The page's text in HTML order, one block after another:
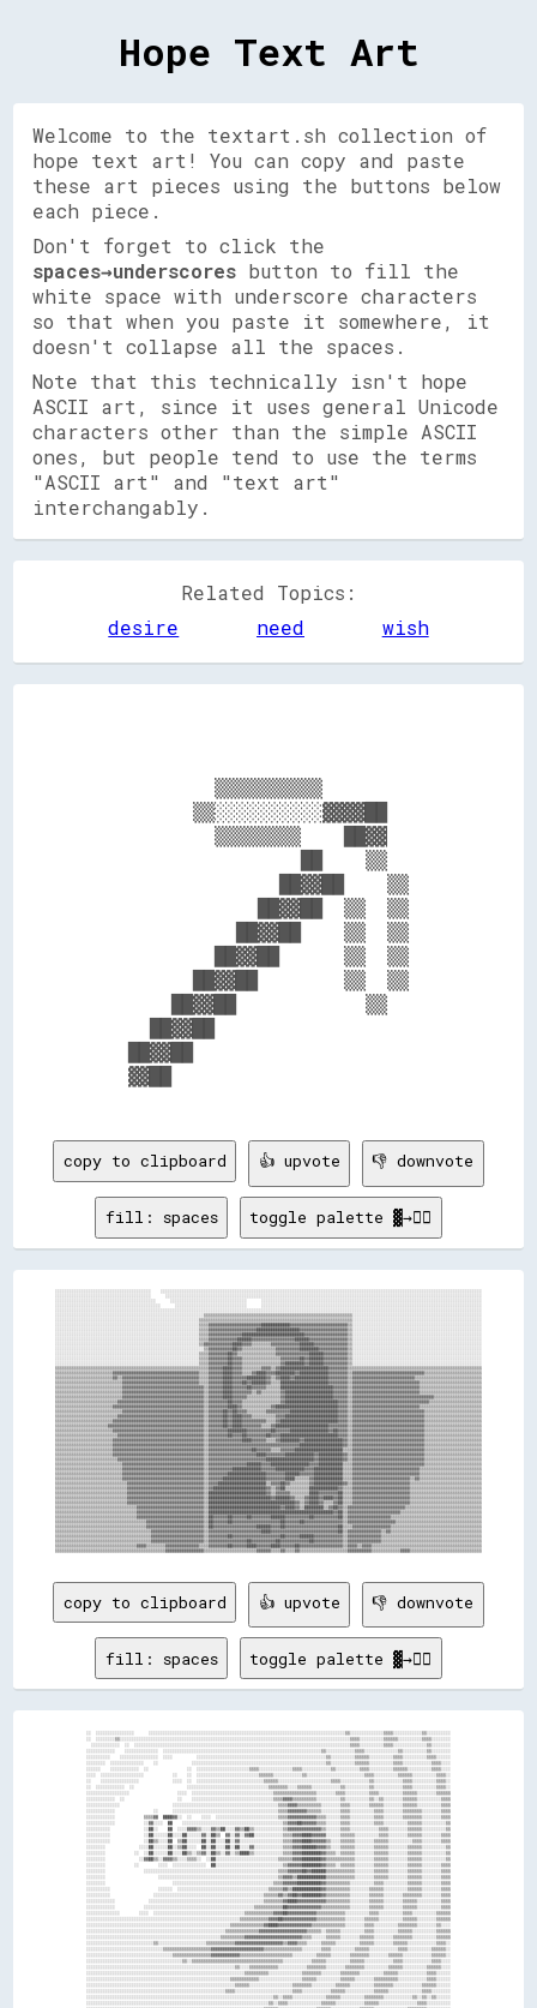
Hope Text Art
Welcome to the textart.sh collection of
hope text art! You can copy and paste
these art pieces using the buttons below
each piece.
Don't forget to click the
spaces→underscores button to fill the
white space with underscore characters
so that when you paste it somewhere, it
doesn't collapse all the spaces.
Note that this technically isn't hope
ASCII art, since it uses general Unicode
characters other than the simple ASCII
ones, but people tend to use the terms
"ASCII art" and "text art"
interchangably.
Related Topics:
desire
need wish
            ▒▒▒▒▒▒▒▒▒▒
          ▒▒░░░░░░░░░░▓▓▓▓██
            ▒▒▒▒▒▒▒▒    ██▓▓
                    ██    ▒▒
                  ██▓▓██    ▒▒
                ██▓▓██  ▒▒  ▒▒
              ██▓▓██    ▒▒  ▒▒
            ██▓▓██      ▒▒  ▒▒
          ██▓▓██        ▒▒  ▒▒
        ██▓▓██            ▒▒
      ██▓▓██
    ██▓▓██
    ▓▓██
copy to clipboard 👍 upvote 👎 downvote
fill: spaces toggle palette ▓→✊🏽
░░░░░░░░░░░░░░░░░░░░░░░░░░░░░░░░░░░░░░░░░░░░░░░░░░░░░░░░░░░░▒▒▒▒▓▓▓▓▓▓▓▓▓▓▓▓▓▓▓▓▓▓▓▓▓▓████████████▓▓▓▓▓▓▓▓▓▓▓▓▓▓▓▓▓▓▓▓▓▓▓▓▒▒░░░░░░░░░░░░░░░░░░░░░░░░░░░░░░░░░░░░░░░░░░░░░░░░░░░░░░
░░░░░░░░░░░░░░░░░░░░░░░░░░░░░░░░░░░░░░░░░░░░░░░░░░░░░░░░░░░░▒▒▒▒▓▓▓▓▓▓▓▓▓▓▓▓▓▓▓▓▓▓▓▓██████████████████▓▓▓▓▓▓▓▓▓▓▓▓▓▓▓▓▓▓▓▓▒▒░░░░░░░░░░░░░░░░░░░░░░░░░░░░░░░░░░░░░░░░░░░░░░░░░░░░░░
░░░░░░░░░░░░░░░░░░░░░░░░░░░░░░░░░░░░░░░░░░░░░░░░░░░░░░░░░░░░▒▒▒▒▓▓▓▓▓▓▓▓▓▓▓▓▓▓██████████████████████████▓▓▓▓▓▓▓▓▓▓▓▓▓▓▓▓▓▓▒▒░░░░░░░░░░░░░░░░░░░░░░░░░░░░░░░░░░░░░░░░░░░░░░░░░░░░░░
░░░░░░░░░░░░░░░░░░░░░░░░░░░░░░░░░░░░░░░░░░░░░░░░░░░░░░░░░░░░▒▒▒▒▓▓▓▓▓▓▓▓▓▓▓▓██████▓▓▓▓▓▓▓▓▓▓▓▓▓▓▓▓▓▓██████▓▓▓▓▓▓▓▓▓▓▓▓▓▓▓▓▒▒░░░░░░░░░░░░░░░░░░░░░░░░░░░░░░░░░░░░░░░░░░░░░░░░░░░░░░
░░░░░░░░░░░░░░░░░░░░░░░░░░░░░░░░░░░░░░░░░░░░░░░░░░░░░░░░░░░░▒▒▓▓▓▓▓▓▓▓▓▓▓▓████▓▓▓▓▒▒▒▒▒▒▒▒▓▓▓▓▓▓▓▓▓▓▓▓██████▓▓▓▓▓▓▓▓▓▓▓▓▓▓▒▒░░░░░░░░░░░░░░░░░░░░░░░░░░░░░░░░░░░░░░░░░░░░░░░░░░░░░░
░░░░░░░░░░░░░░░░░░░░░░░░░░░░░░░░░░░░░░░░░░░░░░░░░░░░░░░░░░░░░░▒▒▓▓▓▓▓▓▓▓▓▓██▓▓▒▒▒▒▒▒▒▒▒▒▒▒▒▒▓▓▓▓▓▓▓▓▓▓████████▓▓▓▓▓▓▓▓▓▓▓▓▒▒░░░░░░░░░░░░░░░░░░░░░░░░░░░░░░░░░░░░░░░░░░░░░░░░░░░░░░
░░░░░░░░░░░░░░░░░░░░░░░░░░░░░░░░░░░░░░░░░░░░░░░░░░░░░░░░░░░░▒▒▒▒▓▓▓▓▓▓▓▓██▓▓▒▒▒▒▒▒▒▒▒▒▒▒▒▒▒▒▓▓▓▓▓▓▓▓▓▓▓▓▓▓██████▓▓▓▓▓▓▓▓▓▓▒▒░░░░░░░░░░░░░░░░░░░░░░░░░░░░░░░░░░░░░░░░░░░░░░░░░░░░░░
░░░░░░░░░░░░░░░░░░░░░░░░░░░░░░░░░░░░░░░░░░░░░░░░░░░░░░░░░░░░▒▒▒▒▓▓▓▓▓▓▓▓██▓▓▓▓▒▒▒▒▒▒▒▒▒▒▒▒▒▒▒▒▓▓▓▓▓▓▓▓██▓▓██████▓▓▓▓▓▓▓▓▓▓▒▒░░░░░░░░░░░░░░░░░░░░░░░░░░░░░░░░░░░░░░░░░░░░░░░░░░░░░░
░░░░░░░░░░░░░░░░░░░░░░░░░░░░░░░░░░░░░░░░░░░░░░░░░░░░░░░░░░░░▒▒▒▒▓▓▓▓▓▓▓▓██▓▓▓▓▒▒▒▒▒▒▒▒▒▒▒▒▒▒▒▒▓▓████████▓▓██████▓▓▓▓▓▓▓▓▓▓▒▒░░░░░░░░░░░░░░░░░░░░░░░░░░░░░░░░░░░░░░░░░░░░░░░░░░░░░░
▒▒▒▒▒▒▒▒▒▒▒▒▒▒▒▒▒▒▒▒▒▒▒▒▒▒▒▒▒▒▒▒▒▒▒▒▒▒▒▒▒▒▒▒▒▒▒▒▒▒▒▒▒▒▒▒▒▒▒▒▒▒▒▒▓▓▓▓▓▓████▓▓▓▓▒▒▒▒▒▒▒▒▓▓▓▓▒▒▓▓████████████████████▓▓▓▓▓▓▓▓▒▒▒▒▒▒▒▒▒▒▒▒▒▒▒▒▒▒▒▒▒▒▒▒▒▒▒▒▒▒▒▒▒▒▒▒▒▒▒▒▒▒▒▒▒▒▒▒▒▒▒▒▒▒▒▒
▒▒▒▒▒▒▒▒▒▒▒▒▒▒▒▒▒▒▒▒▒▒▒▒▓▓▓▓▓▓▓▓▓▓▓▓▓▓▓▓▓▓▓▓▓▓▓▓▓▓▓▓▓▓▓▓▓▓▓▓▒▒▒▒▓▓▓▓▓▓████▓▓▓▓▒▒▒▒▓▓████▓▓▓▓████████▓▓████████████▓▓▓▓▓▓▓▓▒▒▓▓▓▓▓▓▓▓▓▓▓▓▓▓▓▓▓▓▓▓▓▓▓▓▓▓▓▓▓▓▒▒▒▒▒▒▒▒▒▒▒▒▒▒▒▒▒▒▒▒▒▒▒▒
▒▒▒▒▒▒▒▒▒▒▒▒▒▒▒▒▒▒▒▒▒▒▒▒▓▓▒▒▓▓▓▓▓▓▓▓▓▓▓▓▓▓▓▓▓▓▓▓▓▓▓▓▓▓▓▓▓▓▓▓▒▒▒▒▓▓▓▓▓▓████▓▓▓▓▓▓████████▓▓▒▒▓▓████▓▓██████████████▓▓▓▓▓▓▓▓▒▒▓▓▓▓▓▓▓▓▓▓▓▓▓▓▓▓▓▓▓▓▓▓▓▓▓▓▒▒▒▒▒▒▒▒▒▒▒▒▒▒▒▒▒▒▒▒▒▒▒▒▒▒▒▒
▒▒▒▒▒▒▒▒▒▒▒▒▒▒▒▒▒▒▒▒▒▒▒▒▒▒▒▒▓▓▓▓▓▓▓▓▓▓▓▓▓▓▓▓▓▓▓▓▓▓▓▓▓▓▓▓▓▓▓▓▒▒▒▒▓▓▓▓▓▓████▓▓▓▓██▓▓██████▓▓▒▒▒▒████████████████████▓▓▓▓▓▓▓▓▒▒▓▓▓▓▓▓▓▓▓▓▓▓▓▓▓▓▓▓▓▓▓▓▓▓▓▓▓▓▒▒▒▒▒▒▒▒▒▒▒▒▒▒▒▒▒▒▒▒▒▒▒▒▒▒
▒▒▒▒▒▒▒▒▒▒▒▒▒▒▒▒▒▒▒▒▒▒▒▒▒▒▒▒▓▓▓▓▓▓▓▓▓▓▓▓▓▓▓▓▓▓▓▓▓▓▓▓▓▓▓▓▓▓▓▓▓▓▒▒▓▓▓▓▓▓████▓▓▓▓▓▓██▓▓▓▓▓▓▒▒▒▒▒▒██████████████████████▓▓▓▓▓▓▒▒▓▓▓▓▓▓▓▓▓▓▓▓▓▓▓▓▓▓▓▓▓▓▓▓▓▓▓▓▒▒▒▒▒▒▒▒▒▒▒▒▒▒▒▒▒▒▒▒▒▒▒▒▒▒
▒▒▒▒▒▒▒▒▒▒▒▒▒▒▒▒▒▒▒▒▒▒▒▒▒▒▒▒▓▓▓▓▓▓▓▓▓▓▓▓▓▓▓▓▓▓▓▓▓▓▓▓▓▓▓▓▓▓▓▓▓▓▒▒▓▓▓▓▓▓████▓▓▓▓▓▓▓▓▒▒▓▓▒▒▒▒▒▒▒▒▓▓████████████████████▓▓▓▓▓▓▒▒▓▓▓▓▓▓▓▓▓▓▓▓▓▓▓▓▓▓▓▓▓▓▓▓▓▓▓▓▒▒▒▒▒▒▒▒▒▒▒▒▒▒▒▒▒▒▒▒▒▒▒▒▒▒
▒▒▒▒▒▒▒▒▒▒▒▒▒▒▒▒▒▒▒▒▒▒▒▒▒▒▒▒▓▓▓▓▓▓▓▓▓▓▓▓▓▓▓▓▓▓▓▓▓▓▓▓▓▓▓▓▓▓▓▓▓▓▒▒▓▓▓▓▓▓████▓▓▓▓▓▓▒▒▒▒▒▒▒▒▒▒▒▒▒▒▓▓████████████████████▓▓▓▓▓▓▒▒▓▓▓▓▓▓▓▓▓▓▓▓▓▓▓▓▓▓▓▓▓▓▓▓▓▓▓▓▓▓▓▓▓▓▒▒▒▒▒▒▒▒▒▒▒▒▒▒▒▒▒▒▒▒
▒▒▒▒▒▒▒▒▒▒▒▒▒▒▒▒▒▒▒▒▒▒▒▒▒▒▓▓▓▓▓▓▓▓▓▓▓▓▓▓▓▓▓▓▓▓▓▓▓▓▓▓▓▓▓▓▓▓▓▓▓▓▒▒▓▓▓▓▓▓▓▓██▓▓▓▓▒▒▒▒▒▒▒▒▒▒▒▒▒▒▒▒▓▓██████████████████████▓▓▓▓▒▒▓▓▓▓▓▓▓▓▓▓▓▓▓▓▓▓▓▓▓▓▓▓▓▓▓▓▓▓▓▓▓▓▒▒▒▒▒▒▒▒▒▒▒▒▒▒▒▒▒▒▒▒▒▒
▒▒▒▒▒▒▒▒▒▒▒▒▒▒▒▒▒▒▒▒▒▒▒▒▓▓▓▓▓▓▓▓▓▓▓▓▓▓▓▓▓▓▓▓▓▓▓▓▓▓▓▓▓▓▓▓▓▓▓▓▓▓▒▒▓▓▓▓▓▓▓▓████▓▓▒▒▒▒▒▒▒▒▒▒▒▒▓▓██████████████████████████▓▓▓▓▒▒▓▓▓▓▓▓▓▓▓▓▓▓▓▓▓▓▓▓▓▓▓▓▓▓▓▓▓▓▒▒▒▒▒▒▒▒▒▒▒▒▒▒▒▒▒▒▒▒▒▒▒▒▒▒
▒▒▒▒▒▒▒▒▒▒▒▒▒▒▒▒▒▒▒▒▒▒▒▒▒▒▒▒▓▓▓▓▓▓▓▓▓▓▓▓▓▓▓▓▓▓▓▓▓▓▓▓▓▓▓▓▓▓▓▓▓▓▒▒▓▓▓▓▓▓██▓▓██▓▓▓▓▒▒▒▒▒▒▒▒▓▓▓▓▓▓▓▓▓▓████████████████████▓▓▓▓▒▒▓▓▓▓▓▓▓▓▓▓▓▓▓▓▓▓▓▓▓▓▓▓▓▓▓▓▓▓▓▓▒▒▒▒▒▒▒▒▒▒▒▒▒▒▒▒▒▒▒▒▒▒▒▒
▒▒▒▒▒▒▒▒▒▒▒▒▒▒▒▒▒▒▒▒▒▒▒▒▒▒▓▓▓▓▓▓▓▓▓▓▓▓▓▓▓▓▓▓▓▓▓▓▓▓▓▓▓▓▓▓▓▓▓▓▓▓▒▒▓▓▓▓▓▓██▓▓████▓▓▓▓▒▒▒▒▒▒▒▒▒▒▓▓▓▓██████████████████████▓▓▓▓▒▒▓▓▓▓▓▓▓▓▓▓▓▓▓▓▓▓▓▓▓▓▓▓▓▓▓▓▓▓▓▓▒▒▒▒▒▒▒▒▒▒▒▒▒▒▒▒▒▒▒▒▒▒▒▒
▒▒▒▒▒▒▒▒▒▒▒▒▒▒▒▒▒▒▒▒▒▒▒▒▓▓▓▓▓▓▓▓▓▓▓▓▓▓▓▓▓▓▓▓▓▓▓▓▓▓▓▓▓▓▓▓▓▓▓▓▓▓▒▒▓▓▓▓▓▓██▓▓████▓▓▓▓▓▓▓▓▓▓▒▒▒▒▓▓████████████████████████▓▓▓▓▒▒▓▓▓▓▓▓▓▓▓▓▓▓▓▓▓▓▓▓▓▓▓▓▓▓▓▓▓▓▓▓▒▒▒▒▒▒▒▒▒▒▒▒▒▒▒▒▒▒▒▒▒▒▒▒
▒▒▒▒▒▒▒▒▒▒▒▒▒▒▒▒▒▒▒▒▒▒▓▓▓▓▓▓▓▓▓▓▓▓▓▓▓▓▓▓▓▓▓▓▓▓▓▓▓▓▓▓▓▓▓▓▓▓▓▓▓▓▒▒▓▓▓▓▓▓██▓▓████▓▓▓▓▓▓▓▓▒▒▒▒▓▓██████████████████████▓▓▓▓▓▓▓▓▒▒▓▓▓▓▓▓▓▓▓▓▓▓▓▓▓▓▓▓▓▓▓▓▓▓▓▓▓▓▓▓▒▒▒▒▒▒▒▒▒▒▒▒▒▒▒▒▒▒▒▒▒▒▒▒
▒▒▒▒▒▒▒▒▒▒▒▒▒▒▒▒▒▒▒▒▒▒▒▒▓▓▓▓▓▓▓▓▓▓▓▓▓▓▓▓▓▓▓▓▓▓▓▓▓▓▓▓▓▓▓▓▓▓▓▓▓▓▒▒▓▓▓▓▓▓▓▓████████▓▓▓▓▓▓▓▓▓▓██▓▓▓▓▓▓████████████████▓▓██▓▓▓▓▒▒▓▓▓▓▓▓▓▓▓▓▓▓▓▓▓▓▓▓▓▓▓▓▓▓▓▓▓▓▓▓▒▒▒▒▒▒▒▒▒▒▒▒▒▒▒▒▒▒▒▒▒▒▒▒
▒▒▒▒▒▒▒▒▒▒▒▒▒▒▒▒▒▒▒▒▒▒▒▒▒▒▓▓▓▓▓▓▓▓▓▓▓▓▓▓▓▓▓▓▓▓▓▓▓▓▓▓▓▓▓▓▓▓▓▓▓▓▒▒▓▓▓▓▓▓▓▓██▓▓▓▓██▓▓▓▓▓▓▓▓██▓▓▓▓████████████████████████▓▓▓▓▒▒▓▓▓▓▓▓▓▓▓▓▓▓▓▓▓▓▓▓▓▓▓▓▓▓▓▓▓▓▓▓▒▒▒▒▒▒▒▒▒▒▒▒▒▒▒▒▒▒▒▒▒▒▒▒
▒▒▒▒▒▒▒▒▒▒▒▒▒▒▒▒▒▒▒▒▒▒▒▒▓▓▓▓▓▓▓▓▓▓▓▓▓▓▓▓▓▓▓▓▓▓▓▓▓▓▓▓▓▓▓▓▓▓▓▓▓▓▒▒▓▓▓▓▓▓▓▓▓▓▓▓▓▓████▓▓▓▓▓▓▒▒▒▒▓▓████████▓▓████████████████▓▓▒▒▓▓▓▓▓▓▓▓▓▓▓▓▓▓▓▓▓▓▓▓▓▓▓▓▓▓▓▓▓▓▒▒▒▒▒▒▒▒▒▒▒▒▒▒▒▒▒▒▒▒▒▒▒▒
▒▒▒▒▒▒▒▒▒▒▒▒▒▒▒▒▒▒▒▒▒▒▒▒▓▓▓▓▓▓▓▓▓▓▓▓▓▓▓▓▓▓▓▓▓▓▓▓▓▓▓▓▓▓▓▓▓▓▓▓▓▓▒▒▓▓▓▓▓▓▓▓▓▓▓▓▓▓▓▓▓▓▓▓▓▓▓▓▓▓▓▓▓▓▓▓▓▓▓▓▓▓██████████████████▓▓▒▒▓▓▓▓▓▓▓▓▓▓▓▓▓▓▓▓▓▓▓▓▓▓▓▓▓▓▓▓▓▓▒▒▒▒▒▒▒▒▒▒▒▒▒▒▒▒▒▒▒▒▒▒▒▒
▒▒▒▒▒▒▒▒▒▒▒▒▒▒▒▒▒▒▒▒▒▒▒▒▓▓▓▓▓▓▓▓▓▓▓▓▓▓▓▓▓▓▓▓▓▓▓▓▓▓▓▓▓▓▓▓▓▓▓▓▓▓▒▒▓▓▓▓▓▓▓▓▓▓▓▓▓▓▓▓▓▓██▓▓▓▓▓▓▒▒▒▒▓▓▓▓▓▓████████████████████▒▒▒▒▓▓▓▓▓▓▓▓▓▓▓▓▓▓▓▓▓▓▓▓▓▓▓▓▓▓▓▓▓▓▒▒▒▒▒▒▒▒▒▒▒▒▒▒▒▒▒▒▒▒▒▒▒▒
▒▒▒▒▒▒▒▒▒▒▒▒▒▒▒▒▒▒▒▒▒▒▒▒▓▓▓▓▓▓▓▓▓▓▓▓▓▓▓▓▓▓▓▓▓▓▓▓▓▓▓▓▓▓▓▓▓▓▓▓▓▓▒▒▓▓▓▓▓▓▓▓▓▓▓▓▓▓▓▓▓▓▓▓████▓▓▓▓▓▓▓▓████████████▓▓██████████▓▓▒▒▓▓▓▓▓▓▓▓▓▓▓▓▓▓▓▓▓▓▓▓▓▓▓▓▓▓▓▓▓▓▒▒▒▒▒▒▒▒▒▒▒▒▒▒▒▒▒▒▒▒▒▒▒▒
▒▒▒▒▒▒▒▒▒▒▒▒▒▒▒▒▒▒▒▒▒▒▒▒▒▒▓▓▓▓▓▓▓▓▓▓▓▓▓▓▓▓▓▓▓▓▓▓▓▓▓▓▓▓▓▓▓▓▓▓▓▓▒▒▓▓▓▓▓▓▓▓▓▓▓▓▓▓▓▓▓▓▓▓▓▓▓▓████████████████████▓▓██████████▓▓▒▒▓▓▓▓▓▓▓▓▓▓▓▓▓▓▓▓▓▓▓▓▓▓▓▓▓▓▓▓▓▓▒▒▒▒▒▒▒▒▒▒▒▒▒▒▒▒▒▒▒▒▒▒▒▒
▒▒▒▒▒▒▒▒▒▒▒▒▒▒▒▒▒▒▒▒▒▒▒▒▒▒▒▒▓▓▓▓▓▓▓▓▓▓▓▓▓▓▓▓▓▓▓▓▓▓▓▓▓▓▓▓▓▓▓▓▓▓▒▒▓▓▓▓▓▓▓▓▓▓▓▓▓▓▓▓██████▓▓▓▓████████████████▓▓▓▓██████████▒▒▒▒▓▓▓▓▓▓▓▓▓▓▓▓▓▓▓▓▓▓▓▓▓▓▓▓▓▓▓▓▓▓▒▒▒▒▒▒▒▒▒▒▒▒▒▒▒▒▒▒▒▒▒▒▒▒
▒▒▒▒▒▒▒▒▒▒▒▒▒▒▒▒▒▒▒▒▒▒▒▒▒▒▒▒▓▓▓▓▓▓▓▓▓▓▓▓▓▓▓▓▓▓▓▓▓▓▓▓▓▓▓▓▓▓▓▓▓▓▒▒▓▓▓▓▓▓▓▓▓▓████████████▓▓▓▓▓▓████████████▓▓▓▓████████████▒▒▒▒▓▓▓▓▓▓▓▓▓▓▓▓▓▓▓▓▓▓▓▓▓▓▓▓▓▓▓▓▒▒▒▒▒▒▒▒▒▒▒▒▒▒▒▒▒▒▒▒▒▒▒▒▒▒
▒▒▒▒▒▒▒▒▒▒▒▒▒▒▒▒▒▒▒▒▒▒▒▒▒▒▒▒▓▓▓▓▓▓▓▓▓▓▓▓▓▓▓▓▓▓▓▓▓▓▓▓▓▓▓▓▓▓▓▓▓▓▒▒▓▓▓▓▓▓▓▓████████████████▓▓▓▓▓▓▓▓██████▓▓▓▓▓▓████████████▒▒▒▒▓▓▓▓▓▓▓▓▓▓▓▓▓▓▓▓▓▓▓▓▓▓▓▓▓▓▓▓▒▒▒▒▒▒▒▒▒▒▒▒▒▒▒▒▒▒▒▒▒▒▒▒▒▒
▒▒▒▒▒▒▒▒▒▒▒▒▒▒▒▒▒▒▒▒▒▒▒▒▒▒▒▒▓▓▓▓▓▓▓▓▓▓▓▓▓▓▓▓▓▓▓▓▓▓▓▓▓▓▓▓▓▓▓▓▓▓▒▒▓▓▓▓▓▓██████████████████▓▓▓▓▓▓▓▓████▒▒▒▒▒▒▓▓████████████▒▒▒▒▓▓▓▓▓▓▓▓▓▓▓▓▓▓▓▓▓▓▓▓▓▓▓▓▒▒▓▓▒▒▒▒▒▒▒▒▒▒▒▒▒▒▒▒▒▒▒▒▒▒▒▒▒▒
▒▒▒▒▒▒▒▒▒▒▒▒▒▒▒▒▒▒▒▒▒▒▒▒▒▒▒▒▒▒▓▓▓▓▓▓▓▓▓▓▓▓▓▓▓▓▓▓▓▓▓▓▓▓▓▓▓▓▓▓▓▓▒▒▓▓▓▓████████████████████▒▒▓▓▓▓██▓▓▒▒▒▒▒▒▒▒▓▓████████████▓▓▒▒▓▓▓▓▓▓▓▓▓▓▓▓▓▓▓▓▓▓▓▓▓▓▓▓▒▒▒▒▒▒▒▒▒▒▒▒▒▒▒▒▒▒▒▒▒▒▒▒▒▒▒▒▒▒
▒▒▒▒▒▒▒▒▒▒▒▒▒▒▒▒▒▒▒▒▒▒▒▒▒▒▒▒▒▒▓▓▓▓▓▓▓▓▓▓▓▓▓▓▓▓▓▓▓▓▓▓▓▓▓▓▓▓▓▓▓▓▒▒▓▓██████████████████████▓▓▒▒▓▓██▒▒▒▒▒▒▒▒▒▒████████████▓▓▒▒▒▒▓▓▓▓▓▓▓▓▓▓▓▓▓▓▓▓▓▓▓▓▓▓▓▓▒▒▒▒▒▒▒▒▒▒▒▒▒▒▒▒▒▒▒▒▒▒▒▒▒▒▒▒▒▒
▒▒▒▒▒▒▒▒▒▒▒▒▒▒▒▒▒▒▒▒▒▒▒▒▒▒▒▒▒▒▓▓▓▓▓▓▓▓▓▓▓▓▓▓▓▓▓▓▓▓▓▓▓▓▓▓▓▓▓▓▓▓▒▒████████████████████████▓▓▒▒▓▓▓▓▓▓▒▒▒▒▒▒▒▒████▓▓▓▓▓▓▓▓██▒▒▒▒▓▓▓▓▓▓▓▓▓▓▓▓▓▓▓▓▓▓▓▓▓▓▓▓▒▒▒▒▒▒▒▒▒▒▒▒▒▒▒▒▒▒▒▒▒▒▒▒▒▒▒▒▒▒
▒▒▒▒▒▒▒▒▒▒▒▒▒▒▒▒▒▒▒▒▒▒▒▒▒▒▒▒▒▒▓▓▓▓▓▓▓▓▓▓▓▓▓▓▓▓▓▓▓▓▓▓▓▓▓▓▓▓▓▓▓▓▒▒██████████████████████████▓▓██████▓▓▒▒▒▒▓▓████▓▓████▓▓██▒▒▒▒▓▓▓▓▓▓▓▓▓▓▓▓▓▓▓▓▓▓▓▓▓▓▓▓▒▒▒▒▒▒▒▒▒▒▒▒▒▒▒▒▒▒▒▒▒▒▒▒▒▒▒▒▒▒
▒▒▒▒▒▒▒▒▒▒▒▒▒▒▒▒▒▒▒▒▒▒▒▒▒▒▒▒▒▒▓▓▓▓▓▓▓▓▓▓▓▓▓▓▓▓▓▓▓▓▓▓▓▓▓▓▓▓▓▓▓▓▒▒████████████████████████████████████▓▓▒▒▓▓████▓▓▒▒▒▒▓▓██▒▒▒▒▓▓▓▓▓▓▓▓▓▓▓▓▓▓▓▓▓▓▓▓▓▓▓▓▒▒▒▒▒▒▒▒▒▒▒▒▒▒▒▒▒▒▒▒▒▒▒▒▒▒▒▒▒▒
▒▒▒▒▒▒▒▒▒▒▒▒▒▒▒▒▒▒▒▒▒▒▒▒▒▒▒▒▒▒▒▒▒▒▓▓▓▓▓▓▓▓▓▓▓▓▓▓▓▓▓▓▓▓▓▓▓▓▓▓▓▓▒▒██████████████████████████████▓▓████▓▓▒▒████████▒▒▓▓██▓▓▒▒▓▓▓▓▓▓▓▓▓▓▓▓▓▓▓▓▓▓▓▓▓▓▓▓▒▒▒▒▒▒▒▒▒▒▒▒▒▒▒▒▒▒▒▒▒▒▒▒▒▒▒▒▒▒▒▒
▒▒▒▒▒▒▒▒▒▒▒▒▒▒▒▒▒▒▒▒▒▒▒▒▒▒▒▒▒▒▒▒▒▒▓▓▓▓▓▓▓▓▓▓▓▓▓▓▓▓▓▓▓▓▓▓▓▓▓▓▓▓▒▒████████████████████████████████████████████████████▓▓██▒▒▓▓▓▓▓▓▓▓▓▓▓▓▓▓▓▓▓▓▓▓▓▓▒▒▒▒▒▒▒▒▒▒▒▒▒▒▒▒▒▒▒▒▒▒▒▒▒▒▒▒▒▒▒▒▒▒
▒▒▒▒▒▒▒▒▒▒▒▒▒▒▒▒▒▒▒▒▒▒▒▒▒▒▒▒▒▒▒▒▒▒▓▓▓▓▓▓▓▓▓▓▓▓▓▓▓▓▓▓▓▓▓▓▓▓▓▓▓▓▒▒██▓▓▓▓▓▓██▓▓▓▓▓▓██▓▓▓▓▓▓▓▓██████▓▓▓▓▓▓▓▓▓▓██▓▓▓▓▓▓▓▓▓▓██▒▒▓▓▓▓▓▓▓▓▓▓▓▓▓▓▓▓▓▓▒▒▒▒▒▒▒▒▒▒▒▒▒▒▒▒▒▒▒▒▒▒▒▒▒▒▒▒▒▒▒▒▒▒▒▒▒▒
▒▒▒▒▒▒▒▒▒▒▒▒▒▒▒▒▒▒▒▒▒▒▒▒▒▒▒▒▒▒▒▒▒▒▒▒▒▒▓▓▓▓▓▓▓▓▓▓▓▓▓▓▓▓▓▓▓▓▓▓▓▓▒▒██▓▓▓▓▓▓██▓▓▓▓▓▓▓▓▓▓▓▓▓▓▓▓▓▓▓▓██▓▓▓▓▓▓██▓▓▓▓▓▓▓▓▓▓▓▓▓▓▓▓▒▒▓▓▓▓▓▓▓▓▓▓▓▓▓▓▓▓▓▓▓▓▒▒▒▒▒▒▒▒▒▒▒▒▒▒▒▒▒▒▒▒▒▒▒▒▒▒▒▒▒▒▒▒▒▒▒▒
▒▒▒▒▒▒▒▒▒▒▒▒▒▒▒▒▒▒▒▒▒▒▒▒▒▒▒▒▒▒▒▒▒▒▒▒▒▒▓▓▓▓▓▓▓▓▓▓▓▓▓▓▓▓▓▓▓▓▓▓▓▓▒▒██▓▓▓▓▓▓▓▓▓▓▓▓▓▓▓▓▓▓██████▓▓▓▓██▓▓▓▓▓▓▓▓▓▓▓▓▓▓▓▓▓▓▓▓▓▓██▒▒▒▒▓▓▓▓▓▓▓▓▓▓▓▓▓▓▓▓▒▒▒▒▒▒▒▒▒▒▒▒▒▒▒▒▒▒▒▒▒▒▒▒▒▒▒▒▒▒▒▒▒▒▒▒▒▒
▒▒▒▒▒▒▒▒▒▒▒▒▒▒▒▒▒▒▒▒▒▒▒▒▒▒▒▒▒▒▒▒▒▒▒▒▒▒▒▒▓▓▓▓▓▓▓▓▓▓▓▓▓▓▓▓▓▓▓▓▓▓▒▒▓▓▓▓▓▓▓▓▓▓▓▓▓▓▓▓▓▓▓▓▓▓████▓▓▓▓▓▓▓▓▓▓▓▓▓▓▓▓▓▓▓▓▓▓▓▓▓▓▓▓██▒▒▓▓▓▓▓▓▓▓▓▓▓▓▓▓▒▒▓▓▒▒▒▒▒▒▒▒▒▒▒▒▒▒▒▒▒▒▒▒▒▒▒▒▒▒▒▒▒▒▒▒▒▒▒▒▒▒
▒▒▒▒▒▒▒▒▒▒▒▒▒▒▒▒▒▒▒▒▒▒▒▒▒▒▒▒▒▒▒▒▒▒▒▒▒▒▒▒▓▓▓▓▓▓▓▓▓▓▓▓▓▓▓▓▓▓▓▓▓▓▒▒▓▓▓▓▓▓▓▓██▓▓▓▓▓▓▓▓▓▓▓▓▓▓▓▓▓▓▓▓██▓▓▓▓▓▓██████▓▓▓▓▓▓▓▓▓▓▓▓▒▒▓▓▓▓▓▓▓▓▓▓▓▓▓▓▒▒▒▒▒▒▒▒▒▒▒▒▒▒▒▒▒▒▒▒▒▒▒▒▒▒▒▒▒▒▒▒▒▒▒▒▒▒▒▒▒▒
▒▒▒▒▒▒▒▒▒▒▒▒▒▒▒▒▒▒▒▒▒▒▒▒▒▒▒▒▒▒▒▒▒▒▒▒▒▒▒▒▓▓▓▓▓▓▓▓▓▓▓▓▓▓▓▓▓▓▓▓▓▓▒▒▓▓▓▓▓▓▓▓▓▓▓▓▓▓▓▓██▓▓▓▓▓▓▓▓▓▓██▓▓▓▓▓▓▓▓▓▓▓▓██▓▓▓▓▓▓▓▓▓▓▓▓▒▒▓▓▓▓▓▓▓▓▓▓▓▓▓▓▒▒▒▒▒▒▒▒▒▒▒▒▒▒▒▒▒▒▒▒▒▒▒▒▒▒▒▒▒▒▒▒▒▒▒▒▒▒▒▒▒▒
▒▒▒▒▒▒▒▒▒▒▒▒▒▒▒▒▒▒▒▒▒▒▒▒▒▒▒▒▒▒▒▒▒▒▓▓▓▓▒▒▒▒▒▒▒▒▓▓▓▓▓▓▓▓▓▓▓▓▓▓▒▒▒▒▓▓▓▓▓▓▓▓██▓▓▓▓▓▓████▓▓▓▓▓▓████▓▓▓▓▓▓██▓▓▓▓▓▓▓▓▓▓▓▓▓▓▓▓▓▓▒▒▓▓▓▓▒▒▓▓▓▓▒▒▒▒▒▒▒▒▒▒▒▒▒▒▒▒▒▒▒▒▒▒▒▒▒▒▒▒▒▒▒▒▒▒▒▒▒▒▒▒▒▒▒▒▒▒
copy to clipboard 👍 upvote 👎 downvote
fill: spaces toggle palette ▓→✊🏽
░░  ░░░░░░░░░░░░░░░░      ░░░░░░░░░░░░░░░░░░░░░░░░░░░░░░░░░░░░░░░░░░░░░░░░░░░░░░░░░░░░░░░░░░░░░░░░░░░░░░░░░░▒▒░░░░░░░░░░░░░░▒▒▒▒░░░░░░░░░░░░▒▒░░░░░░░░░░
░░  ░░░░░░░░▒▒░░░░░░░░░░░░░░░░░░░░░░░░░░░░░░░░░░░░░░░░░░░░░░░░░░░░░░░░░░░░░░░░░░░░░░░░░░░░░░░░░░░░░░░░░░░░░░░░▒▒▒▒░░░░░░░░░░▒▒▒▒▒▒░░░░░░░░░░▒▒▒▒░░░░░░░░
  ░░░░░░░░░░░░  ░░  ░░░░░░░░░░░░░░░░░░░░░░░░░░░░░░░░░░░░░░░░░░░░░░░░░░░░░░░░░░░░░░░░░░░░░░░░░░░░░░░░░░░░░░░░░░▒▒▒▒░░░░░░░░░░▒▒▒▒░░░░░░░░░░░░░░▒▒░░░░░░░░
░░░░░░░░░░░░    ░░░░░░░░░░░░░░  ░░░░░░░░░░░░░░░░░░░░░░░░░░░░░░░░░░░░░░░░░░░░░░░░░░░░░░░░░░░░░░░░░░▒▒░░░░░░░░░░░░▒▒▒▒░░░░░░░░░░░░░░▒▒░░░░░░░░░░▒▒░░░░░░░░
░░░░░░░░░░    ░░░░░░░░░░░░░░░░  ░░░░          ░░░░░░░░░░░░░░░░░░░░░░░░░░░░░░░░░░░░░░░░░░░░░░░░░░░░░░▒▒░░░░░░░░░░▒▒▒▒▒▒░░░░░░░░░░▒▒▒▒░░░░░░░░░░▒▒▒▒░░░░░░
░░░░░░░░  ░░░░░░░░░░░░░░    ░░              ░░░░░░░░░░░░░░░░░░░░░░░░░░░░░░░░░░░░░░░░░░░░░░░░░░░░░░░░▒▒░░░░░░░░░░▒▒▒▒▒▒░░░░░░░░░░▒▒▒▒░░░░░░░░░░░░▒▒▒▒░░░░
░░░░░░    ░░░░░░░░░░░░  ░░                ░░  ░░░░░░░░░░░░░░░░░░░░░░▒▒▒▒░░░░░░░░░░░░░░▒▒▒▒░░░░░░░░░░░░▒▒░░░░░░░░░░▒▒▒▒░░░░░░░░░░▒▒▒▒▒▒░░░░░░░░░░▒▒▒▒░░░░
░░░░  ░░░░░░░░░░░░░░░░░░            ░░    ░░  ░░░░░░░░░░░░░░░░░░░░░░░░░░▒▒▒▒▒▒░░░░░░░░░░░░▒▒░░░░░░░░░░░░░░░░░░░░░░░░▒▒▒▒░░░░░░░░░░▒▒▒▒▒▒░░░░░░░░░░▒▒▒▒░░
░░    ░░░░░░░░░░░░░░░░              ░░░░  ░░  ░░░░░░░░░░░░░░░░░░░░░░░░░░░░▒▒▒▒▒▒░░░░░░░░░░░░░░░░░░░░░░▒▒▒▒░░░░░░░░░░░░▒▒░░░░░░░░░░░░▒▒▒▒░░░░░░░░░░▒▒▒▒░░
░░  ░░░░░░░░░░░░  ░░                      ░░░░░░░░░░░░░░░░░░░░░░░░░░░░░░░░░░▒▒▒▒▒▒▒▒░░░░▒▒▒▒▒▒░░░░░░░░░░░░▒▒░░░░░░░░░░▒▒░░░░░░░░░░░░▒▒▒▒░░░░░░░░░░▒▒▒▒░░
░░░░░░░░░░░░░░░░░░                    ░░░░  ░░░░░░░░░░░░░░░░░░░░░░░░░░░░░░░░░░▒▒▒▒▒▒▒▒▒▒▒▒▒▒▒▒▒▒░░░░░░░░▒▒▒▒░░░░░░░░░░▒▒▒▒░░░░░░░░░░▒▒▒▒▒▒░░░░░░░░▒▒▒▒▒▒
░░░░░░░░░░░░  ░░                      ░░    ░░░░░░░░░░░░░░░░░░░░░░░░░░░░░░░░░░▒▒▒▒▓▓▓▓▒▒▒▒▒▒▒▒▒▒░░░░░░░░░░▒▒░░░░░░░░░░▒▒░░▒▒░░░░░░░░▒▒▒▒▒▒░░░░░░░░░░▒▒▒▒
░░░░░░░░░░░░░░                      ░░░░░░░░░░░░░░░░░░░░░░░░░░░░░░░░░░░░░░░░░░░░▒▒▒▒▓▓▓▓▒▒▒▒▒▒▒▒▒▒░░░░░░░░▒▒▒▒░░░░░░░░▒▒▒▒▒▒░░░░░░░░▒▒▒▒▒▒░░░░░░░░░░▒▒▒▒
░░░░░░░░░░░░                ░░      ░░░░░░░░░░░░░░░░░░░░░░░░░░░░░░░░░░░░░░░░░░░░▒▒▒▒▓▓▓▓▓▓▓▓▒▒▒▒▒▒░░░░░░░░▒▒▒▒░░░░░░░░░░▒▒▒▒░░░░░░░░▒▒▒▒▒▒▒▒░░░░░░░░▒▒▒▒
░░░░░░░░░░░░            ▒▒▒▒▓▓  ████▓▓░░  ░░    ░░░░  ░░░░░░░░░░░░░░░░░░░░░░░░░░▒▒▒▒▓▓▓▓▓▓▓▓▓▓▓▓▒▒▒▒░░░░░░▒▒▒▒░░░░░░░░░░▒▒▒▒░░░░░░░░▒▒▒▒▒▒▒▒░░░░░░░░▒▒▒▒
░░░░░░░░░░░░            ░░▓▓░░░░  ██    ░░░░░░░░░░░░░░░░░░░░░░░░░░░░░░░░░░░░░░░░░░▒▒▓▓▓▓██▓▓▓▓▓▓▒▒▒▒░░░░░░▒▒▒▒░░░░░░░░░░▒▒▒▒░░░░░░░░░░▒▒▒▒▒▒░░░░░░░░░░▒▒
░░░░░░░░░░              ░░██░░    ██  ░░░░▓▓▓▓▒▒░░░░▓▓▒▒██░░░░▓▓▒▒██▒▒░░░░░░░░░░░░▒▒▓▓▓▓▓▓▓▓▓▓▓▓▓▓▒▒░░░░░░▒▒▒▒░░░░░░░░░░░░▒▒▒▒░░░░░░░░▒▒▒▒▒▒░░░░░░░░░░▒▒
░░░░░░░░░░              ░░██░░░░░░██░░░░██░░░░░░▓▓░░██▒▒  ▓▓░░▓▓░░▓▓██░░░░░░░░░░░░▒▒▒▒▓▓▓▓████▓▓▓▓▓▓░░░░░░▒▒▒▒▒▒░░░░░░░░░░▒▒▒▒░░░░░░░░▒▒▒▒▒▒░░░░░░░░▒▒▒▒
░░░░░░░░░░              ░░██▒▒░░░░██  ▒▒██░░░░░░██░░██░░░░██░░▓▓░░░░░░░░░░░░░░░░░░▒▒▒▒▓▓▓▓████▓▓▓▓▓▓▒▒░░░░▒▒▒▒▒▒░░░░░░░░▒▒▒▒▒▒░░░░░░░░░░▒▒▒▒░░░░░░░░▒▒▒▒
░░░░░░░░              ░░░░██░░░░░░██░░▒▒██░░░░  ██░░██░░░░██░░██░░░░▓▓░░░░░░░░░░░░▒▒▒▒▓▓▓▓██████▓▓▓▓▒▒░░░░▒▒▒▒▒▒░░░░░░░░▒▒▒▒▒▒░░░░░░░░▒▒▒▒▒▒░░░░░░░░░░▒▒
░░░░░░░░            ░░  ░░██░░░░░░██░░░░██▒▒░░▒▒▓▓░░██▒▒░░▓▓░░▒▒████▒▒░░░░░░░░░░░░▒▒▒▒▓▓▓▓████████▓▓▒▒▒▒░░▒▒▒▒▒▒░░░░░░░░▒▒▒▒▒▒░░░░░░░░▒▒▒▒▒▒░░░░░░░░░░▒▒
░░░░░░░░              ░░▓▓██▒▒░░▓▓▓▓▒▒░░░░▒▒▒▒░░  ░░██░░░░░░░░░░░░░░░░░░░░░░░░░░▒▒▒▒▒▒▓▓▓▓████████▓▓▒▒▒▒▒▒▒▒▒▒▒▒░░░░░░░░▒▒▒▒▒▒░░░░░░░░▒▒▒▒▒▒░░░░░░░░░░▒▒
░░░░░░░░            ░░        ░░░░  ░░░░░░░░░░░░░░  ██░░░░░░░░░░░░░░░░░░░░░░░░░░░░▒▒▓▓▓▓▓▓████████▓▓▒▒▒▒░░▒▒▒▒▒▒░░░░░░░░▒▒▒▒▒▒░░░░░░░░▒▒▒▒▒▒░░░░░░░░▒▒▒▒
░░░░░░░░                ░░░░░░░░░░░░░░░░░░░░░░░░░░░░░░░░░░░░░░░░░░░░░░░░░░░░░░░░▒▒▒▒▓▓▓▓▓▓██▓▓██████▒▒▒▒▒▒▒▒▒▒▒▒░░░░░░░░▒▒▒▒▒▒░░░░░░░░▒▒▒▒▒▒░░░░░░░░▒▒▒▒
░░░░░░░░                      ░░░░░░░░░░░░░░░░░░░░░░░░░░░░░░░░░░░░░░░░░░░░░░░░░░▒▒▓▓▓▓▒▒████████████▒▒▒▒▒▒▒▒▒▒▒▒░░░░░░░░▒▒▒▒▒▒░░░░░░░░▒▒▒▒▒▒░░░░░░░░▒▒▒▒
░░░░░░░░                            ░░░░░░░░░░░░░░░░░░░░░░░░░░░░░░░░░░░░░░░░░░▒▒▒▒▓▓▓▓▓▓██████████▓▓▒▒▒▒▒▒▒▒▒▒░░░░░░░░░░▒▒▒▒░░░░░░░░░░▒▒▒▒▒▒░░░░░░░░▒▒▒▒
░░░░░░░░░░                    ░░░░░░  ░░░░░░░░░░░░░░░░░░░░░░░░░░░░░░░░░░░░░░▒▒▒▒▒▒▓▓▒▒████████████▓▓▒▒▒▒▒▒▒▒▒▒░░░░░░░░▒▒▒▒▒▒░░░░░░░░░░▒▒▒▒▒▒░░░░░░░░▒▒▒▒
░░░░░░░░░░                  ░░░░░░░░░░░░░░░░░░░░░░░░░░░░░░░░░░░░░░░░░░░░░░▒▒▒▒▒▒▓▓▒▒▓▓██▓▓████████▓▓▒▒▒▒▒▒▒▒▒▒░░░░░░░░▒▒▒▒▒▒░░░░░░░░▒▒▒▒▒▒▒▒░░░░░░░░▒▒▒▒
░░░░░░░░░░░░              ░░░░░░░░░░░░░░░░░░░░░░░░░░░░░░░░░░░░░░░░░░░░░░░░▒▒▒▒▒▒▒▒▓▓████▓▓▓▓▓▓▓▓▓▓▓▓▒▒▒▒▒▒▒▒▒▒░░░░░░░░▒▒▒▒▒▒░░░░░░░░▒▒▒▒▒▒░░░░░░░░░░▒▒▒▒
░░░░░░░░░░░░            ░░░░░░░░░░░░░░░░░░░░░░░░░░░░░░░░░░░░░░░░░░░░░░▒▒▒▒▒▒▒▒▒▒▒▒██▓▓▓▓▓▓▓▓▓▓▓▓▓▓▒▒▒▒▒▒▒▒▒▒▒▒░░░░░░░░▒▒▒▒▒▒░░░░░░░░▒▒▒▒▒▒░░░░░░░░░░▒▒▒▒
░░░░░░░░░░░░░░        ░░░░  ░░░░░░░░░░░░░░░░░░░░░░░░░░░░░░░░░░░░░░▒▒▒▒▒▒▒▒▒▒▒▒▓▓▓▓██▓▓▓▓▓▓▓▓▓▓▓▓▒▒▒▒▒▒▒▒▒▒▒▒░░░░░░░░░░▒▒▒▒░░░░░░░░░░▒▒▒▒░░░░░░░░░░▒▒▒▒▒▒
░░░░░░░░░░░░░░░░░░░░░░░░░░░░░░░░░░░░░░░░░░░░░░░░░░░░░░░░░░░░░░░░▒▒▒▒▒▒▒▒▒▒▒▒▓▓▓▓██▓▓▓▓▓▓▓▓▓▓▓▓▓▓▒▒▒▒▒▒▒▒▒▒▒▒░░░░░░░░▒▒▒▒▒▒░░░░░░░░░░▒▒▒▒▒▒░░░░░░░░▒▒▒▒▒▒
░░░░░░░░░░░░░░░░░░░░░░░░░░░░░░░░░░░░░░░░░░░░░░░░░░░░░░░░░░░░▒▒▒▒▒▒▒▒▒▒▒▒▒▒▓▓████▓▓▓▓▓▓▓▓▓▓▓▓▓▓▒▒▒▒▒▒▒▒▒▒▒▒▒▒░░░░░░░░▒▒▒▒░░░░░░░░░░▒▒▒▒▒▒▒▒░░░░░░░░▒▒░░░░
░░░░░░░░░░░░░░░░░░░░░░░░░░░░░░░░░░░░░░░░░░░░░░░░░░░░░░░░░░▒▒▒▒▒▒▒▒▒▒▒▒▒▒▓▓▓▓▓▓▓▓▓▓▓▓▓▓▓▓▓▓▓▓▒▒▒▒▒▒░░▒▒▒▒▒▒░░░░░░░░░░▒▒▒▒░░░░░░░░░░▒▒▒▒▒▒░░░░░░░░░░▒▒▒▒▒▒
░░░░░░░░░░░░░░░░░░░░░░░░░░░░░░░░░░░░░░░░░░░░░░░░░░░░░░░░▒▒▒▒▒▒▒▒▒▒▓▓▓▓▓▓▓▓▓▓▓▓▓▓▓▓▓▓▓▓▓▓▓▓▒▒▒▒░░░░░░▒▒▒▒▒▒░░░░░░░░▒▒▒▒▒▒░░░░░░░░▒▒▒▒▒▒▒▒░░░░░░░░░░▒▒▒▒▒▒
░░░░░░░░░░░░░░░░░░░░░░░░░░░░▒▒░░░░░░░░░░░░░░░░░░░░▒▒▒▒▒▒▒▒▒▒▒▒▓▓▓▓▓▓▓▓▓▓▓▓▓▓▓▓▓▓▓▓▒▒▓▓▓▓▒▒▒▒░░░░░░▒▒▒▒▒▒░░░░░░░░░░▒▒▒▒▒▒░░░░░░░░▒▒▒▒▒▒░░░░░░░░░░░░▒▒▒▒░░
░░░░░░░░░░░░░░░░░░░░░░░░░░░░░░░░▒▒▒▒▒▒▒▒▒▒▒▒▒▒▒▒▒▒▒▒▓▓▓▓▓▓▓▓▓▓▓▓▓▓▓▓▓▓▓▓▓▓▒▒▒▒▒▒▒▒▒▒▒▒▒▒▒▒░░░░░░░░▒▒▒▒░░░░░░░░░░▒▒▒▒▒▒░░░░░░░░░░░░▒▒▒▒░░░░░░░░░░▒▒▒▒▒▒░░
░░░░░░░░░░░░░░░░░░░░░░░░░░░░░░░░░░░░▒▒▒▒▒▒▒▒▒▒▒▒▒▒▒▒▓▓▓▓▓▓▓▓▓▓▓▓▒▒▒▒▒▒▒▒▒▒▒▒▒▒▒▒▒▒▒▒▒▒░░░░░░░░░░▒▒▒▒▒▒░░░░░░░░▒▒▒▒▒▒▒▒░░░░░░░░▒▒▒▒▒▒░░░░░░░░░░░░▒▒▒▒▒▒░░
░░░░░░░░░░░░░░░░░░░░░░░░░░░░░░░░░░░░░░░░▒▒░░▒▒▒▒▒▒▒▒▒▒▒▒▒▒▒▒▒▒▒▒▒▒▒▒▒▒▒▒▒▒▒▒▒▒▒▒▒▒░░░░░░░░░░░░▒▒▒▒▒▒░░░░░░░░░░▒▒▒▒▒▒░░░░░░░░░░░░▒▒▒▒░░░░░░░░░░░░▒▒▒▒░░░░
░░░░░░░░░░░░░░░░░░░░░░░░░░░░░░░░░░░░░░░░░░░░░░░░░░░░░░░░░░░░░░▒▒░░░░▒▒▒▒▒▒▒▒▒▒▒▒░░░░░░░░░░░░▒▒▒▒▒▒▒▒░░░░░░░░▒▒▒▒▒▒▒▒░░░░░░░░░░▒▒▒▒▒▒░░░░░░░░░░▒▒▒▒▒▒░░░░
░░░░░░░░░░░░░░░░░░░░░░░░░░░░░░░░░░░░░░░░░░░░░░░░░░░░░░░░░░░░░░░░░░▒▒▒▒▒▒▒▒▒▒░░░░░░░░░░░░░░▒▒▒▒▒▒▒▒░░░░░░░░▒▒▒▒▒▒▒▒░░░░░░░░░░▒▒▒▒▒▒░░░░░░░░░░░░▒▒▒▒░░░░░░
░░░░░░░░░░░░░░░░░░░░░░░░░░░░░░░░░░░░░░░░░░░░░░░░░░░░░░░░░░░░▒▒▒▒▒▒▒▒▒▒▒▒░░░░░░░░░░░░░░░░░░▒▒▒▒▒▒░░░░░░░░░░▒▒▒▒▒▒░░░░░░░░▒▒▒▒▒▒▒▒▒▒░░░░░░░░░░░░▒▒▒▒░░░░░░
░░░░░░░░░░░░░░░░░░░░░░░░░░░░░░░░░░░░░░░░░░░░░░░░░░░░░░░░░░░░░░▒▒▒▒▒▒░░░░░░░░░░░░░░░░░░▒▒▒▒▒▒▒▒░░░░░░░░░░▒▒▒▒▒▒░░░░░░░░░░▒▒▒▒▒▒▒▒░░░░░░░░░░░░▒▒▒▒▒▒░░░░░░
░░░░░░░░░░░░░░░░░░░░░░░░░░░░░░░░░░░░░░░░░░░░░░░░░░░░░░░░░░▒▒▒▒░░░░░░░░░░░░░░░░░░░░░░░░▒▒▒▒░░░░░░░░░░░░▒▒▒▒▒▒░░░░░░░░░░░░▒▒▒▒▒▒░░░░░░░░░░░░░░▒▒▒▒░░░░░░░░
░░░░░░░░░░░░░░░░░░░░░░░░░░░░░░░░░░░░░░░░░░░░░░░░░░░░░░░░░░░░░░░░░░░░░░░░░░░░░░▒▒░░▒▒▒▒░░░░░░░░░░░░░░▒▒▒▒▒▒░░░░░░░░░░▒▒▒▒▒▒▒▒░░░░░░░░░░░░▒▒░░▒▒░░▒▒░░░░░░
░░░░░░░░░░░░░░░░░░░░░░░░░░░░░░░░░░░░░░░░░░░░░░░░░░░░░░░░░░░░░░░░░░░░░░░░░░░░▒▒░░▒▒▒▒░░░░░░░░░░░░░░▒▒▒▒▒▒░░░░░░░░░░░░▒▒▒▒▒▒░░░░░░░░░░░░░░░░▒▒▒▒░░░░░░░░░░